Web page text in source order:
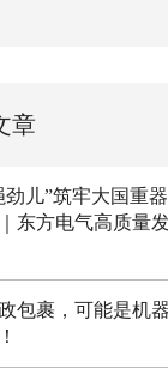
章
劲儿”筑牢大国重
东方电气高质量
包裹，可能是机